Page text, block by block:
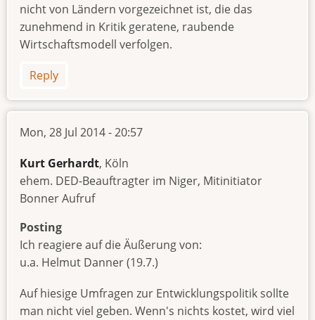
nicht von Ländern vorgezeichnet ist, die das
zunehmend in Kritik geratene, raubende
Wirtschaftsmodell verfolgen.
Reply
Mon, 28 Jul 2014 - 20:57
Kurt Gerhardt, Köln
ehem. DED-Beauftragter im Niger, Mitinitiator
Bonner Aufruf
Posting
Ich reagiere auf die Äußerung von:
u.a. Helmut Danner (19.7.)
Auf hiesige Umfragen zur Entwicklungspolitik sollte
man nicht viel geben. Wenn's nichts kostet, wird viel